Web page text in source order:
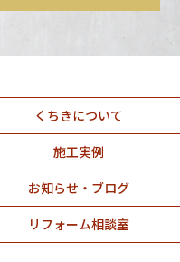
くちきについて
施工実例
お知らせ・ブログ
リフォーム相談室